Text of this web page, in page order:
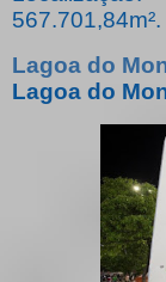
567.701,84m².
Lagoa do
Lagoa do